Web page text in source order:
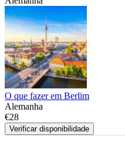
O que fazer em Berlim
Alemanha
€28
Verificar disponibilidade